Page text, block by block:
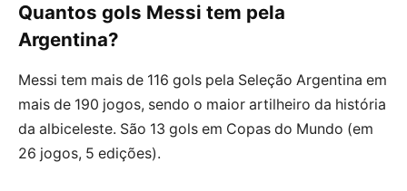
Quantos gols Messi tem pela
Argentina?
Messi tem mais de 116 gols pela Seleção Argentina em
mais de 190 jogos, sendo o maior artilheiro da história
da albiceleste. São 13 gols em Copas do Mundo (em
26 jogos, 5 edições).